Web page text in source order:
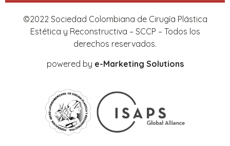
©2022 Sociedad Colombiana de Cirugía Plástica
Estética y Reconstructiva – SCCP – Todos los
derechos reservados.
powered by e-Marketing Solutions